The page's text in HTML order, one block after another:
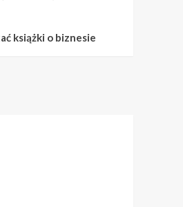
książki o biznesie